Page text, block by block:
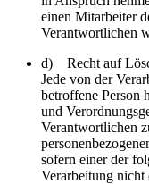
einen Mitarbeiter
Verantwortlichen
d) Recht auf
Jede von der
betroffene Person
und
Verantwortlichen
sofern einer der
Verarbeitung